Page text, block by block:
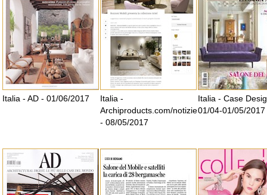
Italia - AD - 01/06/2017
Italia -
Archiproducts.com/notizie
- 08/05/2017
Italia - Case
01/04-01/05/2017